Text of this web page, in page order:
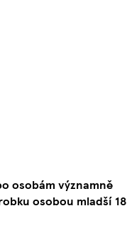
osobám významně
osobou mladší 18